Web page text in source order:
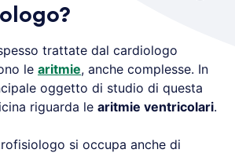
trattate dal cardiologo
le aritmie, anche complesse. In
oggetto di studio di questa
riguarda le aritmie ventricolari.
si occupa anche di